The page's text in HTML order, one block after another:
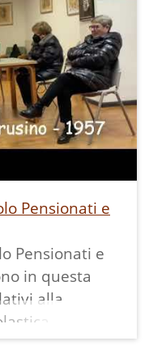
Pensionati e
Pensionati e
in questa
alla
indicando la